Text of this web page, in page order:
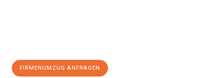
FIRMENUMZUG ANFRAGEN